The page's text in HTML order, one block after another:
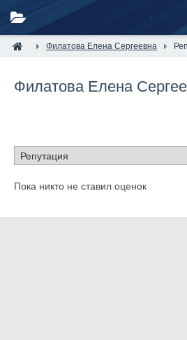
Филатова Елена Сергеевна
Филатова Елена
Пока никто не ставил оценок